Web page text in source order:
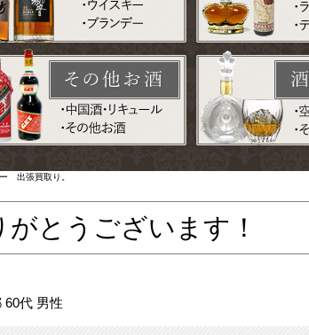
出張買取り。
とうございます！
60代 男性